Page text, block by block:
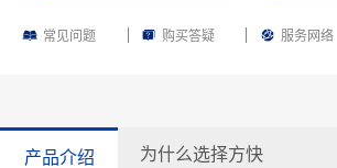
常见问题 购买答疑 服务网络
产品介绍 为什么选择方快